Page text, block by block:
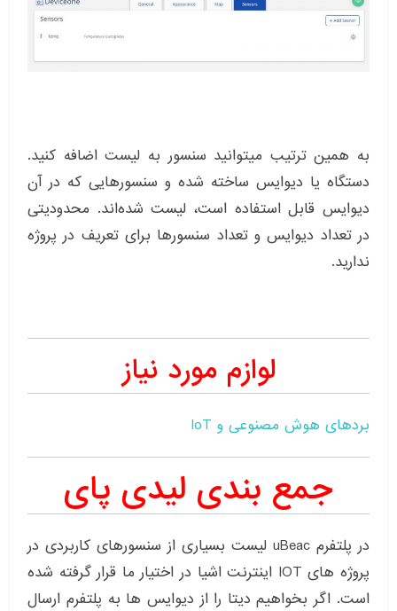
به همین ترتیب میتوانید سنسور به لیست اضافه کنید.
دستگاه یا دیوایس ساخته شده و سنسورهایی که در آن
دیوایس قابل استفاده است، لیست شده‌اند. محدودیتی
در تعداد دیوایس و تعداد سنسورها برای تعریف در پروژه
ندارید.
لوازم مورد نیاز
بردهای هوش مصنوعی و IoT
جمع بندی لیدی پای
در پلتفرم uBeac لیست بسیاری از سنسورهای کاربردی در
پروژه های IOT اینترنت اشیا در اختیار ما قرار گرفته شده
است. اگر بخواهیم دیتا را از دیوایس ها به پلتفرم ارسال